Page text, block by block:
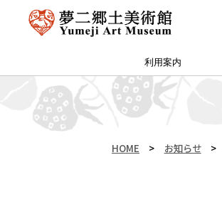
利用案内
夢二郷土美術館 本館
夢二生家記念館・少年山荘
アクセス・特別プラン
カフェ＆ショップ
予約方法・団体申込
サイトマップ
HOME > お知らせ >